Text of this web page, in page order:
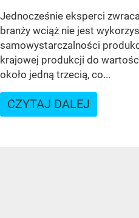
Jednocześnie eksperci
branży wciąż nie jest
samowystarczalności
krajowej produkcji do
około jedną trzecią, co...
CZYTAJ DALEJ